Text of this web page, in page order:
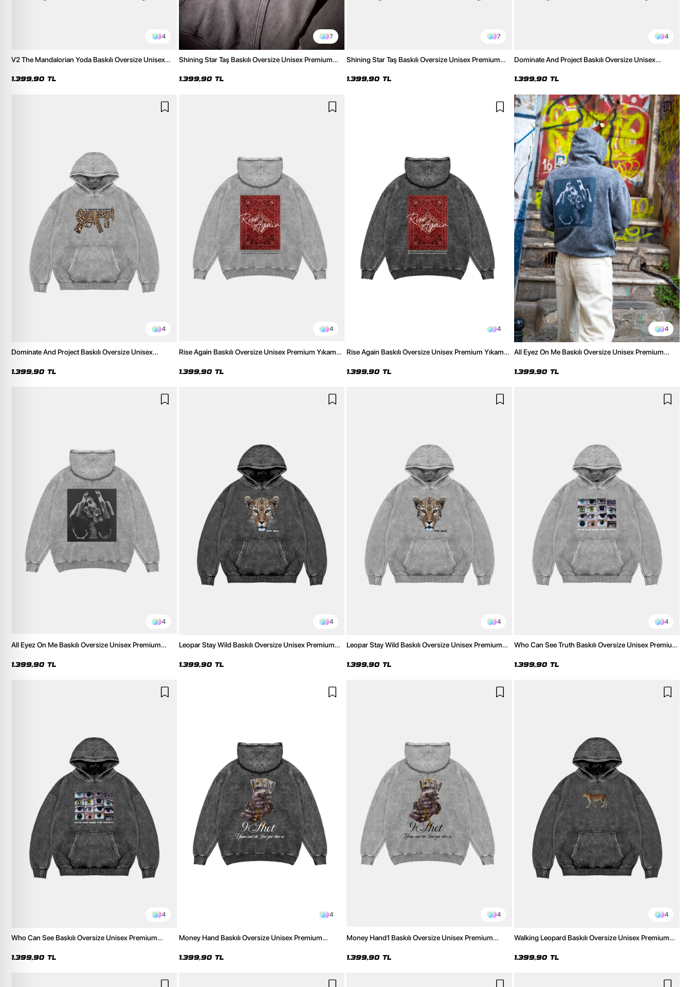
4
V2 The Mandalorian Yoda Baskılı Oversize Unisex
1.399,90 TL
7
Shining Star Taş Baskılı Oversize Unisex Premium
1.399,90 TL
7
Shining Star Taş Baskılı Oversize Unisex Premium
1.399,90 TL
4
Dominate And Project Baskılı Oversize Unisex
1.399,90 TL
4
Dominate And Project Baskılı Oversize Unisex
1.399,90 TL
4
Rise Again Baskılı Oversize Unisex Premium Yıkamalı
1.399,90 TL
4
Rise Again Baskılı Oversize Unisex Premium Yıkamalı
1.399,90 TL
4
All Eyez On Me Baskılı Oversize Unisex Premium
1.399,90 TL
4
All Eyez On Me Baskılı Oversize Unisex Premium
1.399,90 TL
4
Leopar Stay Wild Baskılı Oversize Unisex Premium
1.399,90 TL
4
Leopar Stay Wild Baskılı Oversize Unisex Premium
1.399,90 TL
4
Who Can See Truth Baskılı Oversize Unisex Premium
1.399,90 TL
4
Who Can See Baskılı Oversize Unisex Premium
1.399,90 TL
4
Money Hand Baskılı Oversize Unisex Premium
1.399,90 TL
4
Money Hand1 Baskılı Oversize Unisex Premium
1.399,90 TL
4
Walking Leopard Baskılı Oversize Unisex Premium
1.399,90 TL